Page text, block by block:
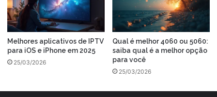
Melhores aplicativos de IPTV
para iOS e iPhone em 2025
25/03/2026
Qual é melhor 4060 ou 5060:
saiba qual é a melhor opção
para você
25/03/2026